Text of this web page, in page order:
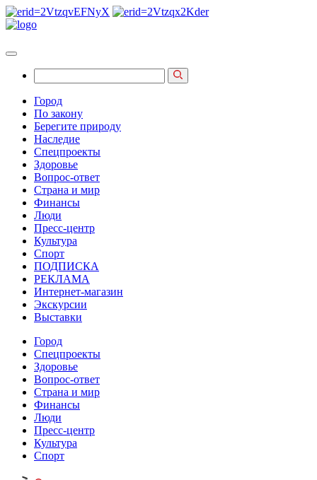
Город
По закону
Берегите природу
Наследие
Спецпроекты
Здоровье
Вопрос-ответ
Страна и мир
Финансы
Люди
Пресс-центр
Культура
Спорт
ПОДПИСКА
РЕКЛАМА
Интернет-магазин
Экскурсии
Выставки
Город
Спецпроекты
Здоровье
Вопрос-ответ
Страна и мир
Финансы
Люди
Пресс-центр
Культура
Спорт